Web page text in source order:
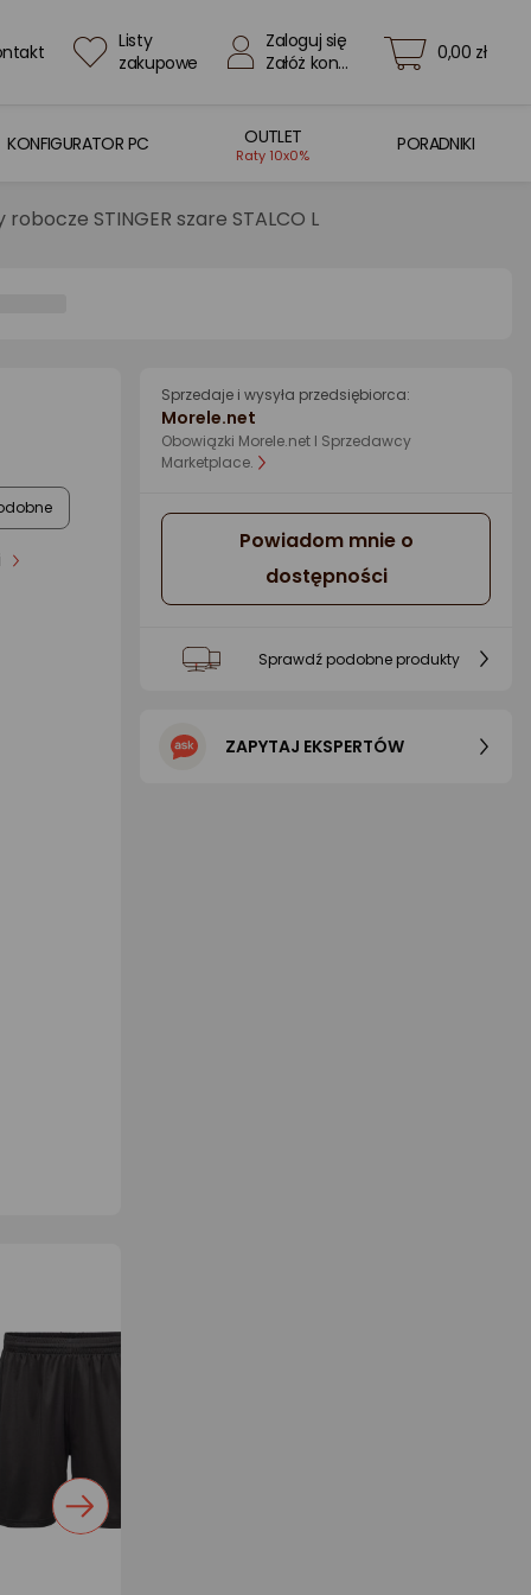
Listy
zakupowe
Zaloguj się
Załóż konto
0,00 zł
KONFIGURATOR PC OUTLET
Raty 10x0%
PORADNIKI
STINGER szare STALCO L
Sprzedaje i wysyła przedsiębiorca:
Morele.net
Obowiązki Morele.net I Sprzedawcy
Marketplace.
Powiadom mnie o
dostępności
Sprawdź podobne produkty
ZAPYTAJ EKSPERTÓW